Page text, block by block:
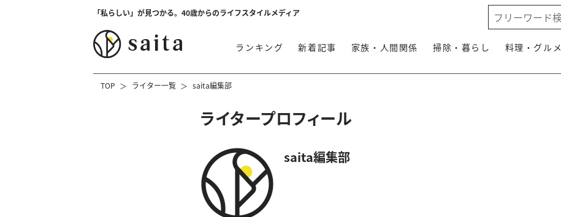
「私らしい」が見つかる。40歳からのライフスタイルメディア
ランキング 新着記事 家族・人間関係 掃除・暮らし 料理・グルメ
TOP ライター一覧 saita編集部
ライタープロフィール
saita編集部